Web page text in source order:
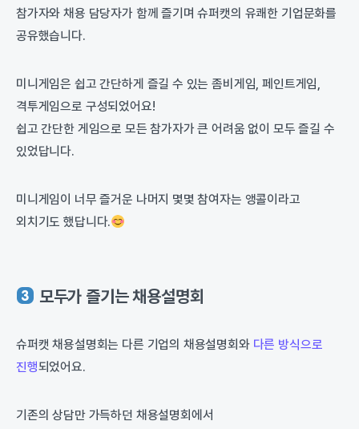
참가자와 채용 담당자가 함께 즐기며 슈퍼캣의 유쾌한 기업문화를
공유했습니다.
미니게임은 쉽고 간단하게 즐길 수 있는 좀비게임, 페인트게임,
격투게임으로 구성되었어요!
쉽고 간단한 게임으로 모든 참가자가 큰 어려움 없이 모두 즐길 수
있었답니다.
미니게임이 너무 즐거운 나머지 몇몇 참여자는 앵콜이라고
외치기도 했답니다.
모두가 즐기는 채용설명회
슈퍼캣 채용설명회는 다른 기업의 채용설명회와 다른 방식으로
진행되었어요.
기존의 상담만 가득하던 채용설명회에서